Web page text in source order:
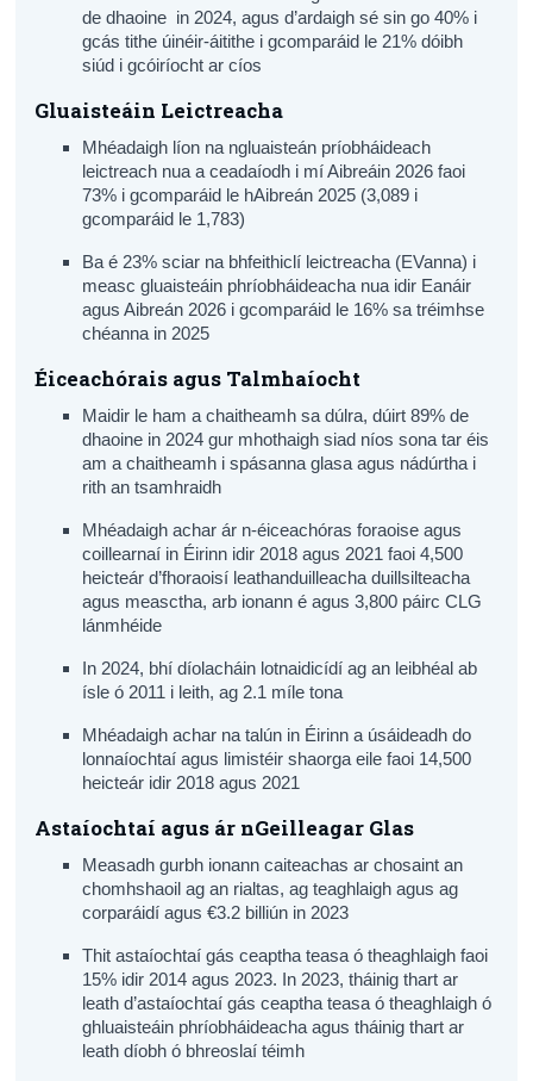
de dhaoine in 2024, agus d’ardaigh sé sin go 40% i
gcás tithe úinéir-áitithe i gcomparáid le 21% dóibh
siúd i gcóiríocht ar cíos
Gluaisteáin Leictreacha
Mhéadaigh líon na ngluaisteán príobháideach
leictreach nua a ceadaíodh i mí Aibreáin 2026 faoi
73% i gcomparáid le hAibreán 2025 (3,089 i
gcomparáid le 1,783)
Ba é 23% sciar na bhfeithiclí leictreacha (EVanna) i
measc gluaisteáin phríobháideacha nua idir Eanáir
agus Aibreán 2026 i gcomparáid le 16% sa tréimhse
chéanna in 2025
Éiceachórais agus Talmhaíocht
Maidir le ham a chaitheamh sa dúlra, dúirt 89% de
dhaoine in 2024 gur mhothaigh siad níos sona tar éis
am a chaitheamh i spásanna glasa agus nádúrtha i
rith an tsamhraidh
Mhéadaigh achar ár n-éiceachóras foraoise agus
coillearnaí in Éirinn idir 2018 agus 2021 faoi 4,500
heicteár d’fhoraoisí leathanduilleacha duillsilteacha
agus measctha, arb ionann é agus 3,800 páirc CLG
lánmhéide
In 2024, bhí díolacháin lotnaidicídí ag an leibhéal ab
ísle ó 2011 i leith, ag 2.1 míle tona
Mhéadaigh achar na talún in Éirinn a úsáideadh do
lonnaíochtaí agus limistéir shaorga eile faoi 14,500
heicteár idir 2018 agus 2021
Astaíochtaí agus ár nGeilleagar Glas
Measadh gurbh ionann caiteachas ar chosaint an
chomhshaoil ag an rialtas, ag teaghlaigh agus ag
corparáidí agus €3.2 billiún in 2023
Thit astaíochtaí gás ceaptha teasa ó theaghlaigh faoi
15% idir 2014 agus 2023. In 2023, tháinig thart ar
leath d’astaíochtaí gás ceaptha teasa ó theaghlaigh ó
ghluaisteáin phríobháideacha agus tháinig thart ar
leath díobh ó bhreoslaí téimh